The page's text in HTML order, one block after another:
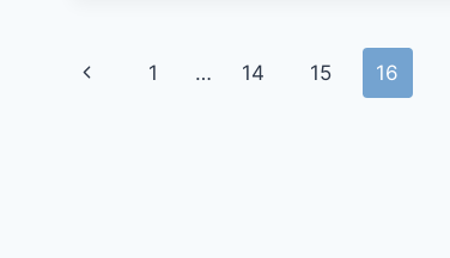
CALAN
Navegación
Página
1 … 14 15 16